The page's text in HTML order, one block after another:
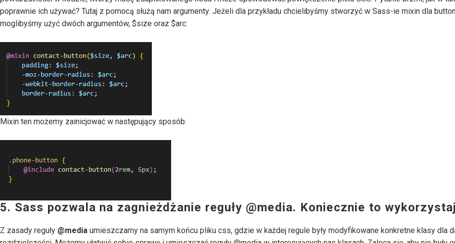
poprawnie ich używać? Tutaj z pomocą służą nam argumenty. Jeżeli dla przykładu chcielibyśmy stworzyć w Sass-ie mixin dla
moglibyśmy użyć dwóch argumentów, $size oraz $arc:
Mixin ten możemy zainicjować w następujący sposób:
5. Sass pozwala na zagnieżdżanie reguły @media. Koniecznie to
Z zasady reguły @media umieszczamy na samym końcu pliku css, gdzie w każdej regule były modyfikowane konkretne klasy dla